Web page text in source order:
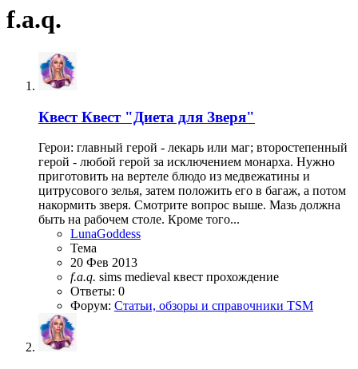
f.a.q.
Квест Квест "Диета для Зверя"
Герои: главный герой - лекарь или маг; второстепенный
герой - любой герой за исключением монарха. Нужно
приготовить на вертеле блюдо из медвежатины и
цитрусового зелья, затем положить его в багаж, а потом
накормить зверя. Смотрите вопрос выше. Мазь должна
быть на рабочем столе. Кроме того...
LunaGoddess
Тема
20 Фев 2013
f.a.q. sims medieval квест прохождение
Ответы: 0
Форум: Статьи, обзоры и справочники TSM